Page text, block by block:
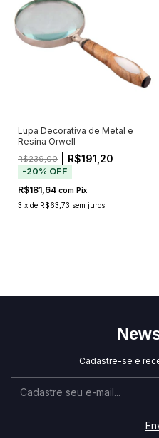
Lupa Decorativa de Metal e
Resina Orwell
R$239,00 | R$191,20
-20% OFF
R$181,64 com Pix
3 x de R$63,73 sem juros
Cadastre-se e